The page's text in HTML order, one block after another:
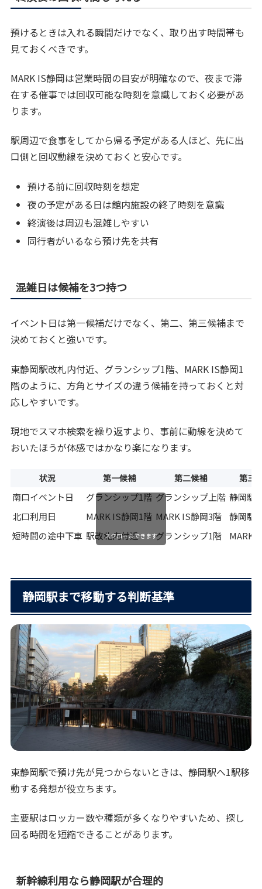
預けるときは入れる瞬間だけでなく、取り出す時間帯も
見ておくべきです。
MARK IS静岡は営業時間の目安が明確なので、夜まで滞
在する催事では回収可能な時刻を意識しておく必要があ
ります。
駅周辺で食事をしてから帰る予定がある人ほど、先に出
口側と回収動線を決めておくと安心です。
預ける前に回収時刻を想定
夜の予定がある日は館内施設の終了時刻を意識
終演後は周辺も混雑しやすい
同行者がいるなら預け先を共有
混雑日は候補を3つ持つ
イベント日は第一候補だけでなく、第二、第三候補まで
決めておくと強いです。
東静岡駅改札内付近、グランシップ1階、MARK IS静岡1
階のように、方角とサイズの違う候補を持っておくと対
応しやすいです。
現地でスマホ検索を繰り返すより、事前に動線を決めて
おいたほうが体感ではかなり楽になります。
状況 第一候補 第二候補 第三
南口イベント日 グランシップ1階 グランシップ上階 静岡駅
北口利用日
MARK IS静岡1階 MARK IS静岡3階
静岡駅
短時間の途中下車 駅改札内付近 グランシップ1階 MARK
スクロールできます
静岡駅まで移動する判断基準
東静岡駅で預け先が見つからないときは、静岡駅へ1駅移
動する発想が役立ちます。
主要駅はロッカー数や種類が多くなりやすいため、探し
回る時間を短縮できることがあります。
新幹線利用なら静岡駅が合理的